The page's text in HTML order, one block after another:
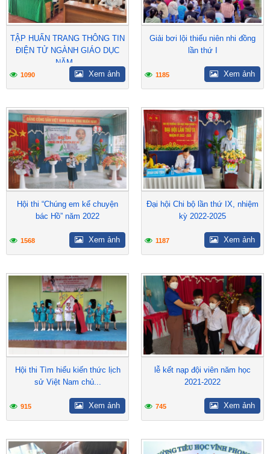
TẬP HUẤN TRANG THÔNG TIN
ĐIỆN TỬ NGÀNH GIÁO DỤC
NĂM...
1090 Xem ảnh
Giải bơi lội thiếu niên nhi đồng
lần thứ I
1185 Xem ảnh
Hội thi “Chúng em kể chuyện
bác Hồ” năm 2022
1568 Xem ảnh
Đại hội Chi bộ lần thứ IX, nhiệm
kỳ 2022-2025
1187 Xem ảnh
Hội thi Tìm hiểu kiến thức lịch
sử Việt Nam chủ...
915 Xem ảnh
lễ kết nạp đội viên năm học
2021-2022
745 Xem ảnh